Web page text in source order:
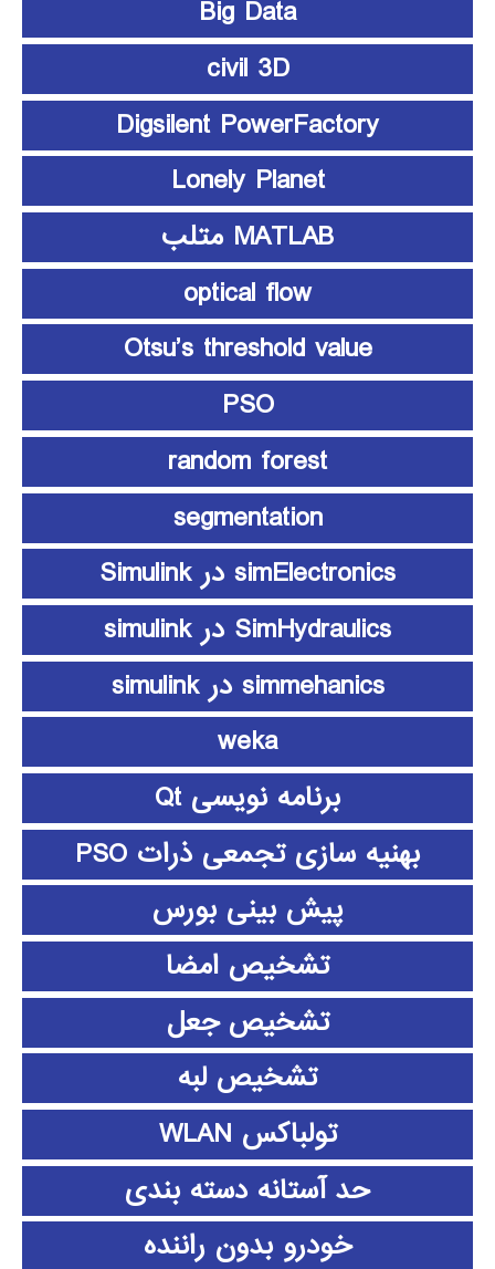
Big Data
civil 3D
Digsilent PowerFactory
Lonely Planet
MATLAB متلب
optical flow
Otsu’s threshold value
PSO
random forest
segmentation
simElectronics در Simulink
SimHydraulics در simulink
simmehanics در simulink
weka
برنامه نویسی Qt
بهنیه سازی تجمعی ذرات PSO
پیش بینی بورس
تشخیص امضا
تشخیص جعل
تشخیص لبه
تولباکس WLAN
حد آستانه دسته بندی
خودرو بدون راننده